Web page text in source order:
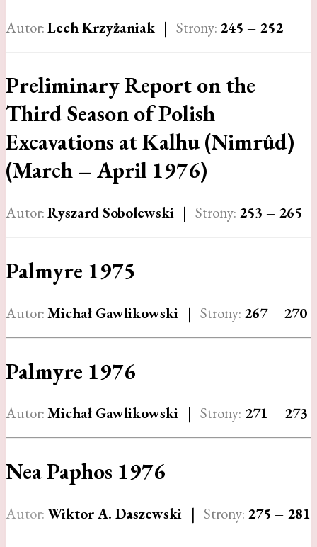
Autor:Lech Krzyżaniak | Strony: 245 – 252
Preliminary Report on the
Third Season of Polish
Excavations at Kalhu (Nimrûd)
(March – April 1976)
Autor:Ryszard Sobolewski | Strony: 253 – 265
Palmyre 1975
Autor:Michał Gawlikowski | Strony: 267 – 270
Palmyre 1976
Autor:Michał Gawlikowski | Strony: 271 – 273
Nea Paphos 1976
Autor:Wiktor A. Daszewski | Strony: 275 – 281